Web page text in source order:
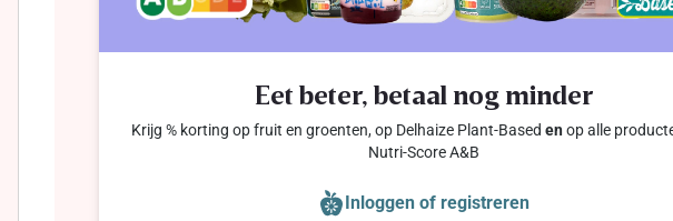
Eet beter, betaal nog minder
Krijg % korting op fruit en groenten, op Delhaize Plant-Based enop alle
Nutri-Score A&B
Inloggen of registreren